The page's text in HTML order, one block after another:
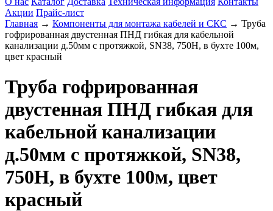
Акции Прайс-лист
Главная → Компоненты для монтажа кабелей и СКС → Труба
гофрированная двустенная ПНД гибкая для кабельной
канализации д.50мм с протяжкой, SN38, 750Н, в бухте 100м,
цвет красный
Труба гофрированная
двустенная ПНД гибкая для
кабельной канализации
д.50мм с протяжкой, SN38,
750Н, в бухте 100м, цвет
красный